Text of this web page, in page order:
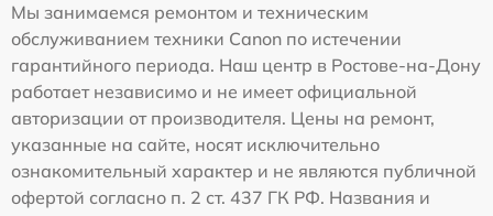
Мы занимаемся ремонтом и техническим
обслуживанием техники Canon по истечении
гарантийного периода. Наш центр в Ростове-на-Дону
работает независимо и не имеет официальной
авторизации от производителя. Цены на ремонт,
указанные на сайте, носят исключительно
ознакомительный характер и не являются публичной
офертой согласно п. 2 ст. 437 ГК РФ. Названия и